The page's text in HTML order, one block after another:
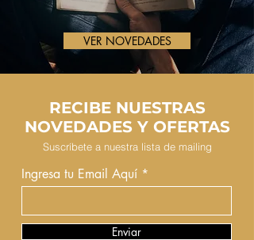
VER NOVEDADES
RECIBE NUESTRAS
NOVEDADES Y OFERTAS
Suscríbete a nuestra lista de mailing
Ingresa tu Email Aquí
Enviar